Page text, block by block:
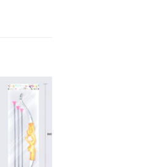
Añadir a
favoritos